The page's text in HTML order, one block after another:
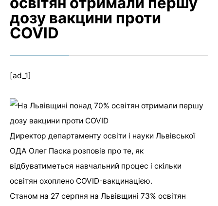
дозу вакцини проти
COVID
[ad_1]
Директор департаменту освіти і науки Львівської
ОДА Олег Паска розповів про те, як
відбуватиметься навчальний процес і скільки
освітян охоплено СOVID-вакцинацією.
Станом на 27 серпня на Львівщині 73% освітян